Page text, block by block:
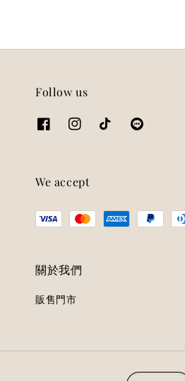
Follow us
We accept
關於我們
販售門市